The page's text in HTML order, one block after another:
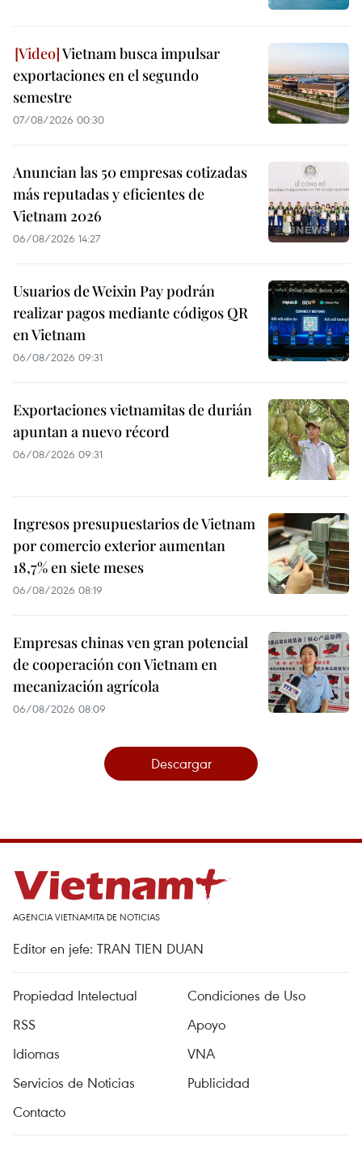
Vietnam busca impulsar
exportaciones en el segundo
semestre
07/08/2026 00:30
Anuncian las 50 empresas cotizadas
más reputadas y eficientes de
Vietnam 2026
06/08/2026 14:27
Usuarios de Weixin Pay podrán
realizar pagos mediante códigos QR
en Vietnam
06/08/2026 09:31
Exportaciones vietnamitas de durián
apuntan a nuevo récord
06/08/2026 09:31
Ingresos presupuestarios de Vietnam
por comercio exterior aumentan
18,7% en siete meses
06/08/2026 08:19
Empresas chinas ven gran potencial
de cooperación con Vietnam en
mecanización agrícola
06/08/2026 08:09
Descargar
AGENCIA VIETNAMITA DE NOTICIAS
Editor en jefe: TRAN TIEN DUAN
Propiedad Intelectual
Condiciones de Uso
RSS
Apoyo
Idiomas
VNA
Servicios de Noticias
Publicidad
Contacto